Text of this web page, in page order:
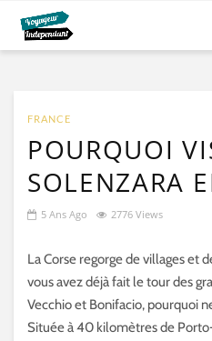
FRANCE
POURQUOI
SOLENZARA
5 Ans Ago 2776 Views
La Corse regorge de villages et
vous avez déjà fait le tour des
Vecchio et Bonifacio, pourquoi
Située à 40 kilomètres de